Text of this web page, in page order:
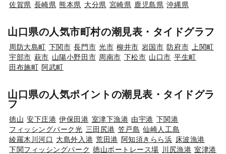
佐賀県 長崎県 熊本県 大分県 宮崎県 鹿児島県 沖縄県
山口県の人気市町村の潮見表・タイドグラフ
周防大島町 下関市 長門市 光市 柳井市 岩国市 防府市
上関町
宇部市 萩市 山陽小野田市 周南市 下松市 山口市 平生町
田布施町 阿武町
山口県の人気ポイントの潮見表・タイドグラ
フ
徳山 安下庄港 伊保田港 室津下漁港 由宇港 下関港
フィッシングパーク光 三田尻港 笠戸島 仙崎人工島
綾羅木川河口 大島外入港 荒田港 阿知須きらら浜 床波漁港
下関フィッシングパーク 徳山ボートレース場 川尻漁港 室津港